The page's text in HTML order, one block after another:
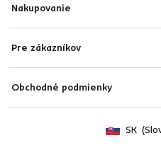
Nakupovanie
Pre zákazníkov
Obchodné podmienky
SK